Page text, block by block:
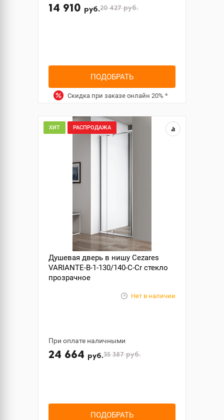
14 910 руб.20 427руб.
ПОДОБРАТЬ
Скидка при заказе онлайн 20% *
ХИТ РАСПРОДАЖА
Душевая дверь в нишу Cezares
VARIANTE-B-1-130/140-C-Cr стекло
прозрачное
Нет в наличии
При оплате наличными
24 664 руб.35 387руб.
ПОДОБРАТЬ